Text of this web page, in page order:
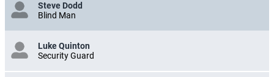
Steve Dodd
Blind Man
Luke Quinton
Security Guard